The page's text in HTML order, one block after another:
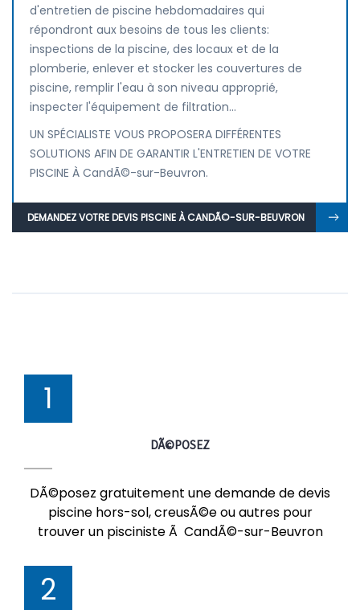
d'entretien de piscine hebdomadaires qui
répondront aux besoins de tous les clients:
inspections de la piscine, des locaux et de la
plomberie, enlever et stocker les couvertures de
piscine, remplir l'eau à son niveau approprié,
inspecter l'équipement de filtration...
UN SPÉCIALISTE VOUS PROPOSERA DIFFÉRENTES
SOLUTIONS AFIN DE GARANTIR L'ENTRETIEN DE VOTRE
PISCINE À CandÃ©-sur-Beuvron.
DEMANDEZ VOTRE DEVIS PISCINE À CANDÃ©-SUR-BEUVRON
1
DÃ©POSEZ
DÃ©posez gratuitement une demande de devis
piscine hors-sol, creusÃ©e ou autres pour
trouver un pisciniste Ã CandÃ©-sur-Beuvron
2